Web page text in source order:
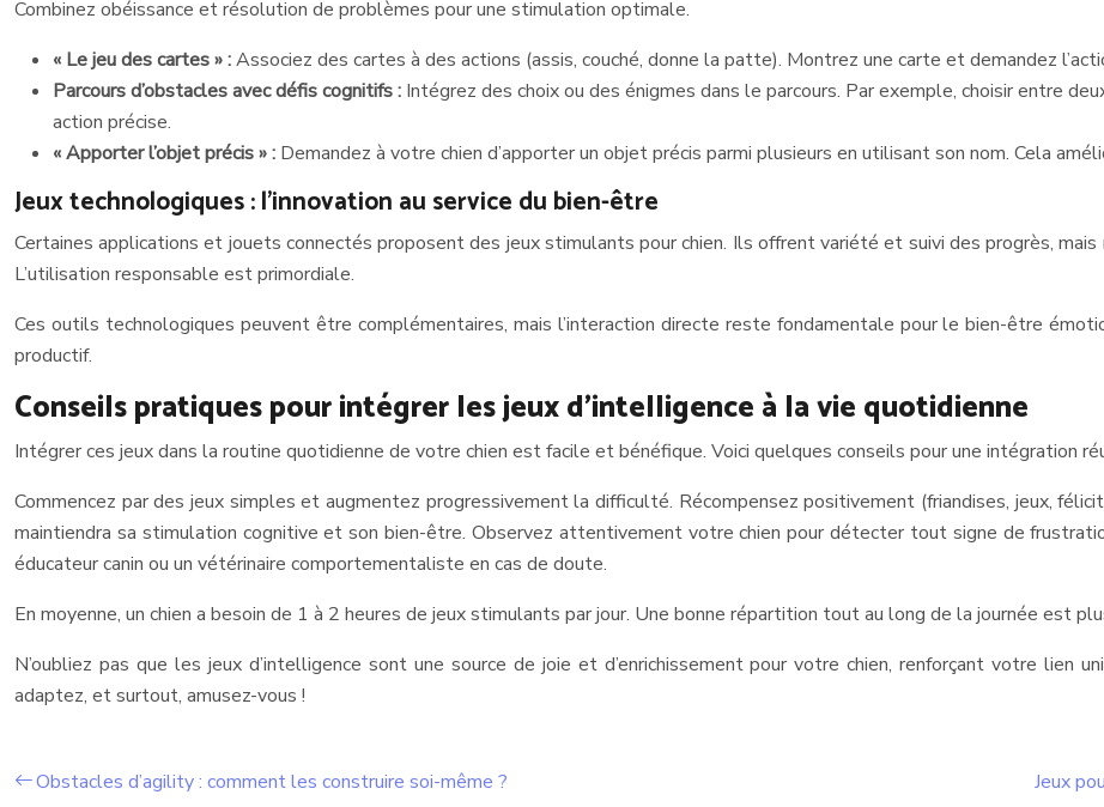
Combinez obéissance et résolution de problèmes pour une stimulation optimale.
« Le jeu des cartes » :Associez des cartes à des actions (assis, couché, donne la patte). Montrez une carte et demandez
Parcours d’obstacles avec défis cognitifs : Intégrez des choix ou des énigmes dans le parcours. Par exemple, choisir entre
action précise.
« Apporter l’objet précis » : Demandez à votre chien d’apporter un objet précis parmi plusieurs en utilisant son nom. Cela
Jeux technologiques : l’innovation au service du bien-être
Certaines applications et jouets connectés proposent des jeux stimulants pour chien. Ils offrent variété et suivi des progrès,
L’utilisation responsable est primordiale.
Ces outils technologiques peuvent être complémentaires, mais l’interaction directe reste fondamentale pour le bien-être
productif.
Conseils pratiques pour intégrer les jeux d’intelligence à la vie quotidienne
Intégrer ces jeux dans la routine quotidienne de votre chien est facile et bénéfique. Voici quelques conseils pour une intégration
Commencez par des jeux simples et augmentez progressivement la difficulté. Récompensez positivement (friandises, jeux,
maintiendra sa stimulation cognitive et son bien-être. Observez attentivement votre chien pour détecter tout signe de
éducateur canin ou un vétérinaire comportementaliste en cas de doute.
En moyenne, un chien a besoin de 1 à 2 heures de jeux stimulants par jour. Une bonne répartition tout au long de la journée est
N’oubliez pas que les jeux d’intelligence sont une source de joie et d’enrichissement pour votre chien, renforçant votre lien
adaptez, et surtout, amusez-vous !
Obstacles d’agility : comment les construire soi-même ? Jeux